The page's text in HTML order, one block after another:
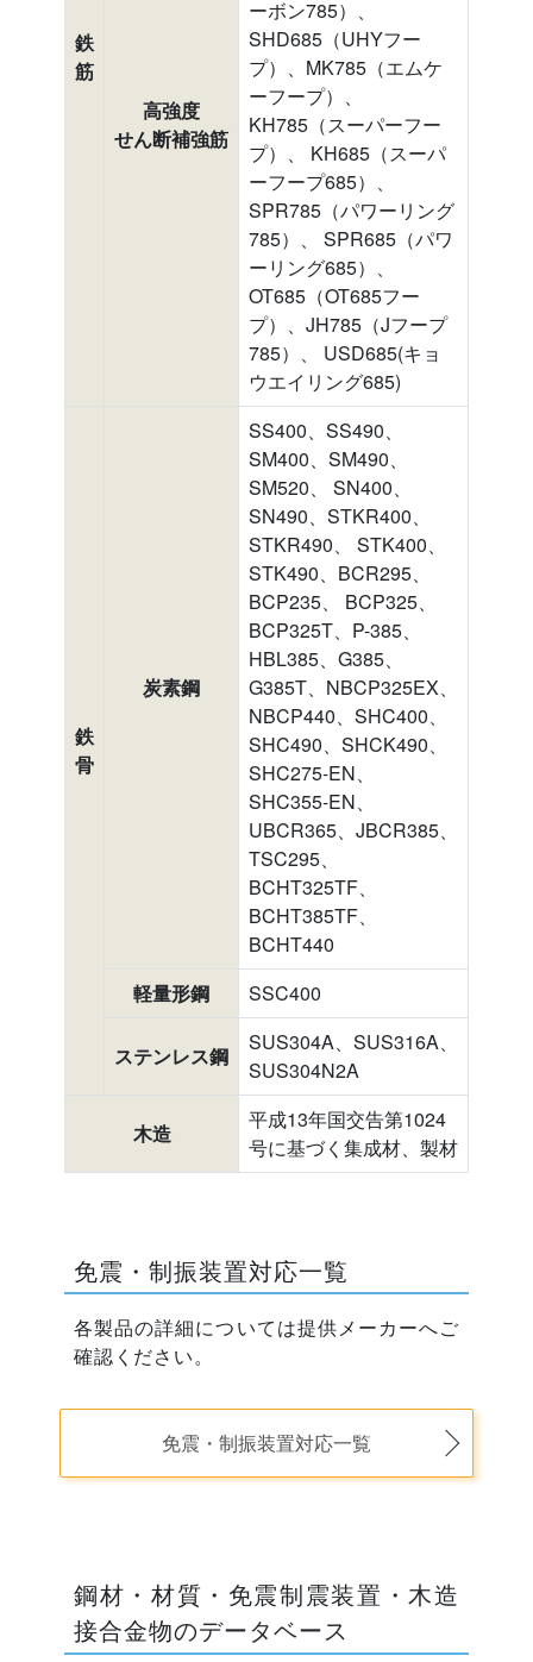
鉄
筋
高強度
せん断補強筋
ーボン785）、
SHD685（UHYフー
プ）、MK785（エムケ
ーフープ）、
KH785（スーパーフー
プ）、 KH685（スーパ
ーフープ685）、
SPR785（パワーリング
785）、 SPR685（パワ
ーリング685）、
OT685（OT685フー
プ）、JH785（Jフープ
785）、 USD685(キョ
ウエイリング685)
鉄
骨
炭素鋼
SS400、SS490、
SM400、SM490、
SM520、 SN400、
SN490、STKR400、
STKR490、 STK400、
STK490、BCR295、
BCP235、 BCP325、
BCP325T、P-385、
HBL385、G385、
G385T、NBCP325EX、
NBCP440、SHC400、
SHC490、SHCK490、
SHC275-EN、
SHC355-EN、
UBCR365、JBCR385、
TSC295、
BCHT325TF、
BCHT385TF、
BCHT440
軽量形鋼
SSC400
ステンレス鋼
SUS304A、SUS316A、
SUS304N2A
木造
平成13年国交告第1024
号に基づく集成材、製材
免震・制振装置対応一覧
各製品の詳細については提供メーカーへご
確認ください。
免震・制振装置対応一覧
鋼材・材質・免震制震装置・木造
接合金物のデータベース